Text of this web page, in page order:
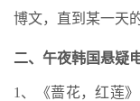
博文，直到某一天
二、午夜韩国悬疑
1、《蔷花，红莲